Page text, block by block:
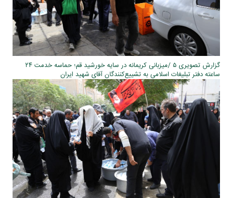
گزارش تصویری ۵ /میزبانی کریمانه در سایه خورشید قم؛ حماسه خدمت ۲۴
ساعته دفتر تبلیغات اسلامی به تشییع‌کنندگان آقای شهید ایران